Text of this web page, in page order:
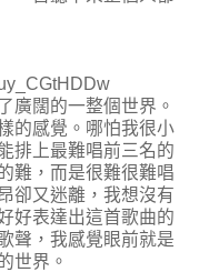
廣闊的一整個世界。
的感覺。哪怕我很小
排上最難唱前三名的
難，而是很難很難唱
卻又迷離，我想沒有
好表達出這首歌曲的
聲，我感覺眼前就是
世界。